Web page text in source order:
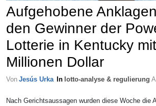
Aufgehobene
den Gewinner der
Lotterie in Kentucky
Millionen Dollar
Von Jesús Urka In lotto-analyse & regulierung
Nach Gerichtsaussagen wurden diese Woche die